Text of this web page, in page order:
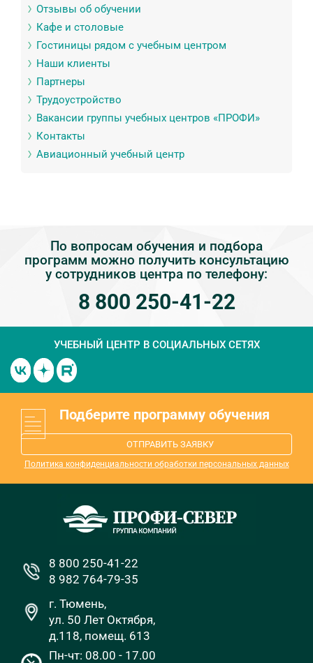
Отзывы об обучении
Кафе и столовые
Гостиницы рядом с учебным центром
Наши клиенты
Партнеры
Трудоустройство
Вакансии группы учебных центров «ПРОФИ»
Контакты
Авиационный учебный центр
По вопросам обучения и подбора
программ можно получить консультацию
у сотрудников центра по телефону:
8 800 250-41-22
УЧЕБНЫЙ ЦЕНТР В СОЦИАЛЬНЫХ СЕТЯХ
Подберите программу обучения
ОТПРАВИТЬ ЗАЯВКУ
Политика конфиденциальности обработки персональных данных
8 800 250-41-22
8 982 764-79-35
г. Тюмень,
ул. 50 Лет Октября,
д.118, помещ. 613
Пн-чт: 08.00 - 17.00